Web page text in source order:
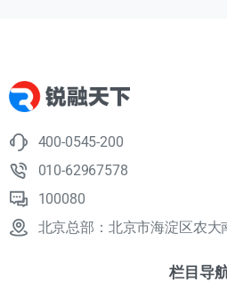
400-0545-200
010-62967578
100080
北京总部：北京市海淀区农大
栏目导